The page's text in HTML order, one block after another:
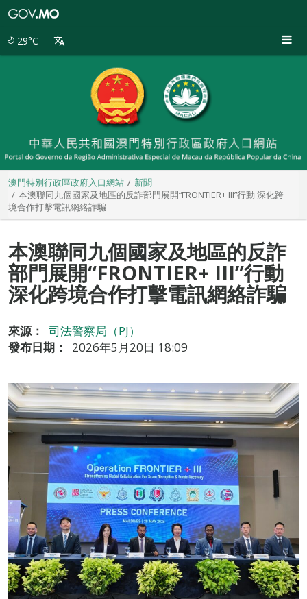
29°C
澳門特別行政區政府入口網站
新聞
本澳聯同九個國家及地區的反詐部門展開“FRONTIER+ III”行動 深化跨
境合作打擊電訊網絡詐騙
本澳聯同九個國家及地區的反詐
部門展開“FRONTIER+ III”行動
深化跨境合作打擊電訊網絡詐騙
來源：
司法警察局（PJ）
發布日期：
2026年5月20日 18:09